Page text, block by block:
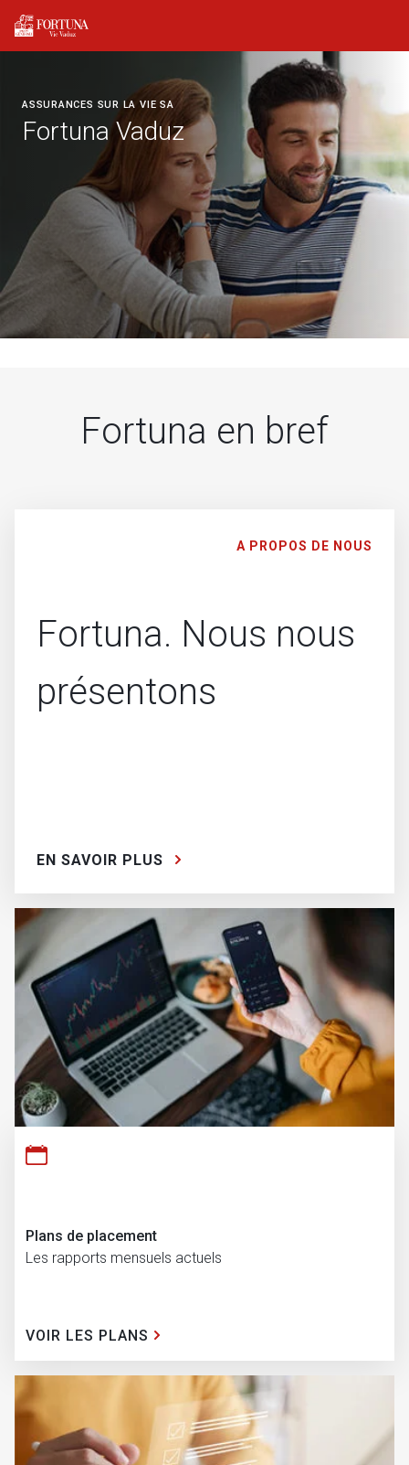
ASSURANCES SUR LA VIE SA
Fortuna Vaduz
Fortuna en bref
A PROPOS DE NOUS
Fortuna. Nous nous
présentons
EN SAVOIR PLUS
Plans de placement
Les rapports mensuels actuels
VOIR LES PLANS